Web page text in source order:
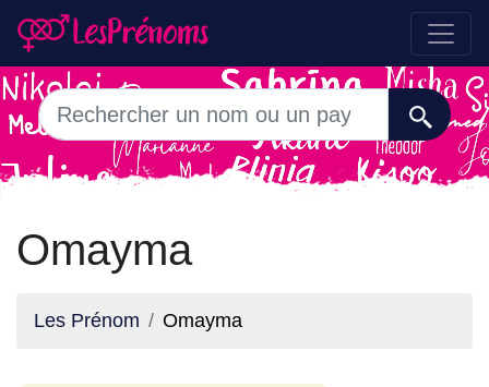
Omayma
Les Prénom Omayma